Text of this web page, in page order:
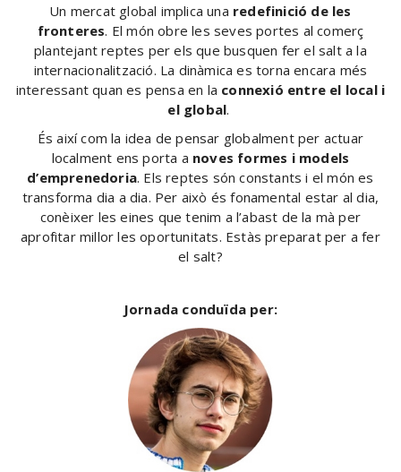
Un mercat global implica una redefinició de les
fronteres. El món obre les seves portes al comerç
plantejant reptes per els que busquen fer el salt a la
internacionalització. La dinàmica es torna encara més
interessant quan es pensa en la connexió entre el local i
el global.
És així com la idea de pensar globalment per actuar
localment ens porta a noves formes i models
d’emprenedoria. Els reptes són constants i el món es
transforma dia a dia. Per això és fonamental estar al dia,
conèixer les eines que tenim a l’abast de la mà per
aprofitar millor les oportunitats. Estàs preparat per a fer
el salt?
Jornada conduïda per: